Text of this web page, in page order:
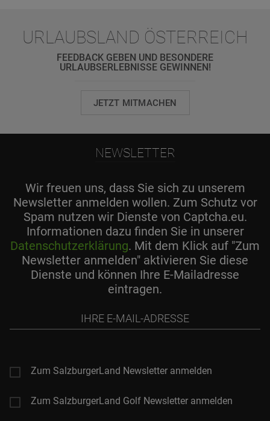
URLAUBSLAND ÖSTERREICH
FEEDBACK GEBEN UND BESONDERE
URLAUBSERLEBNISSE GEWINNEN!
JETZT MITMACHEN
NEWSLETTER
Wir freuen uns, dass Sie sich zu unserem
Newsletter anmelden wollen. Zum Schutz vor
Spam nutzen wir Dienste von Captcha.eu.
Informationen dazu finden Sie in unserer
Datenschutzerklärung. Mit dem Klick auf "Zum
Newsletter anmelden" aktivieren Sie diese
Dienste und können Ihre E-Mailadresse
eintragen.
Mail-
Zum SalzburgerLand Newsletter anmelden
Zum SalzburgerLand Golf Newsletter anmelden